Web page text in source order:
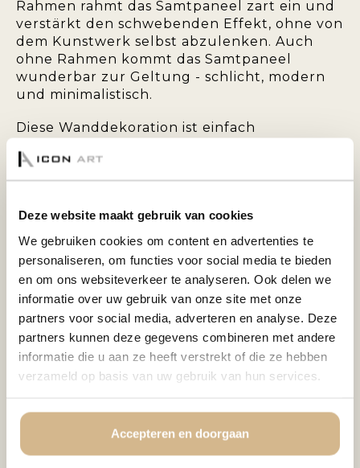
Deze website maakt gebruik van cookies
We gebruiken cookies om content en advertenties te
personaliseren, om functies voor social media te bieden
en om ons websiteverkeer te analyseren. Ook delen we
informatie over uw gebruik van onze site met onze
partners voor social media, adverteren en analyse. Deze
partners kunnen deze gegevens combineren met andere
informatie die u aan ze heeft verstrekt of die ze hebben
verzameld op basis van uw gebruik van hun services.
Accepteren en doorgaan
Rahmen rahmt das Samtpaneel zart ein und
verstärkt den schwebenden Effekt, ohne von
dem Kunstwerk selbst abzulenken. Auch
ohne Rahmen kommt das Samtpaneel
wunderbar zur Geltung - schlicht, modern
und minimalistisch.
Diese Wanddekoration ist einfach
einem Aufhängesystem auf der Rückseite
geliefert.
Bringen Sie Wärme und Eleganz in Ihr
Interieur mit einem Dekopaneel aus Samt.
Diese besondere Wanddekoration zeichnet
sich durch ihre weiche, samtige Oberschicht
aus, die für ein luxuriöses Aussehen und
Oberfläche verleiht dem Kunstwerk Tiefe
echten Blickfang an der Wand.
DieSamt-Dekopaneelist eine stilvolle Wahl